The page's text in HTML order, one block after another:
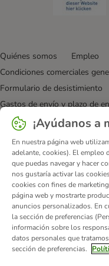
Quiénes somos Empleo
Condiciones comerciales
Formulario de desistimiento
Gastos de envío y plazo de
Programa de afiliación
Declaración de accesibilidad
© zooplus SE
¡Ayúdanos a
En nuestra página web
adelante, cookies). El empleo
que puedas navegar y hacer
nos gustaría activar las
cookies con fines de
página web y mostrarte
anuncios personalizados. En
la sección de preferencias
información sobre los
datos personales que
sección de preferencias.